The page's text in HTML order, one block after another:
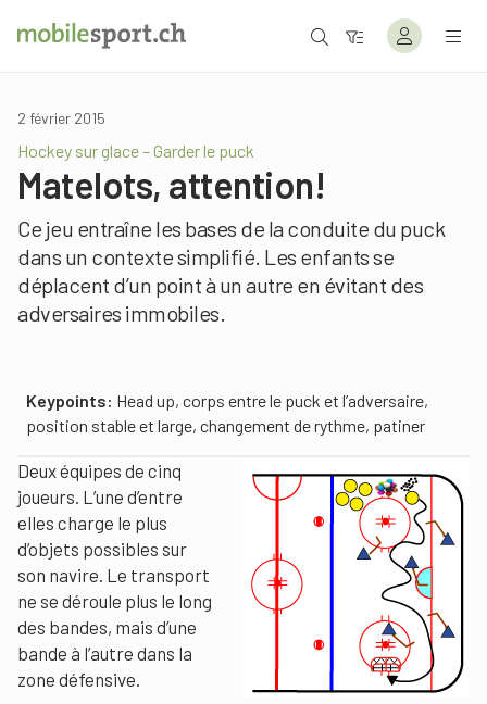
2 février 2015
Hockey sur glace – Garder le puck
Matelots, attention!
Ce jeu entraîne les bases de la conduite du puck
dans un contexte simplifié. Les enfants se
déplacent d’un point à un autre en évitant des
adversaires immobiles.
Keypoints: Head up, corps entre le puck et l’adversaire,
position stable et large, changement de rythme, patiner
Deux équipes de cinq
joueurs. L’une d’entre
elles charge le plus
d’objets possibles sur
son navire. Le transport
ne se déroule plus le long
des bandes, mais d’une
bande à l’autre dans la
zone défensive.